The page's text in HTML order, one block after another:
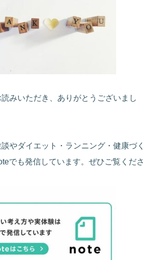
みいただき、ありがとうございまし
やダイエット・ランニング・健康づく
でも発信しています。ぜひご覧くださ